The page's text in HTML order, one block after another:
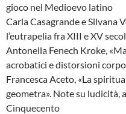
gioco nel Medioevo latino
Carla Casagrande e Silvana
l’eutrapelia fra XIII e XV
Antonella Fenech Kroke,
acrobatici e distorsioni
Francesca Aceto, «La
geometra». Note su ludicità,
Cinquecento